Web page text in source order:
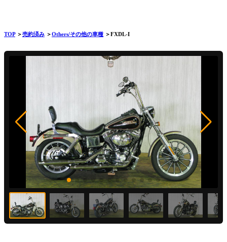
TOP＞売約済み ＞Others/その他の車種 ＞FXDL-I